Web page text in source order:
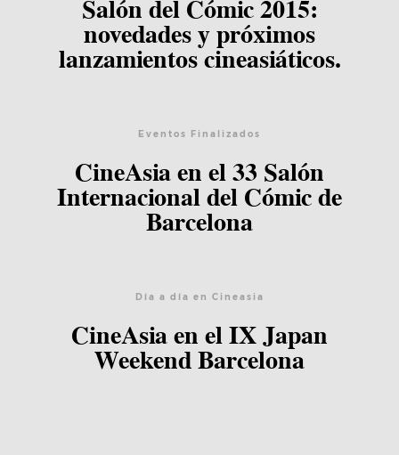
Salón del Cómic 2015:
novedades y próximos
lanzamientos cineasiáticos.
Eventos Finalizados
CineAsia en el 33 Salón
Internacional del Cómic de
Barcelona
Día a día en Cineasia
CineAsia en el IX Japan
Weekend Barcelona